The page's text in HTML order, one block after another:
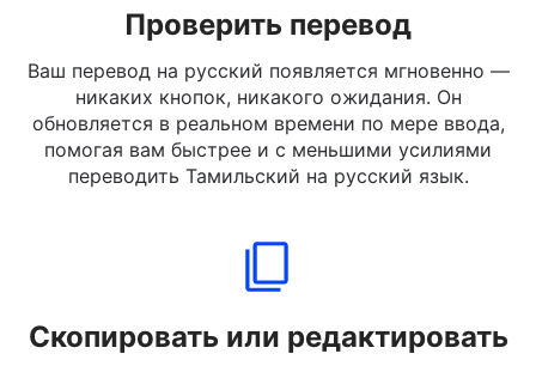
Проверить перевод
Ваш перевод на русский появляется мгновенно —
никаких кнопок, никакого ожидания. Он
обновляется в реальном времени по мере ввода,
переводить Тамильский на русский язык.